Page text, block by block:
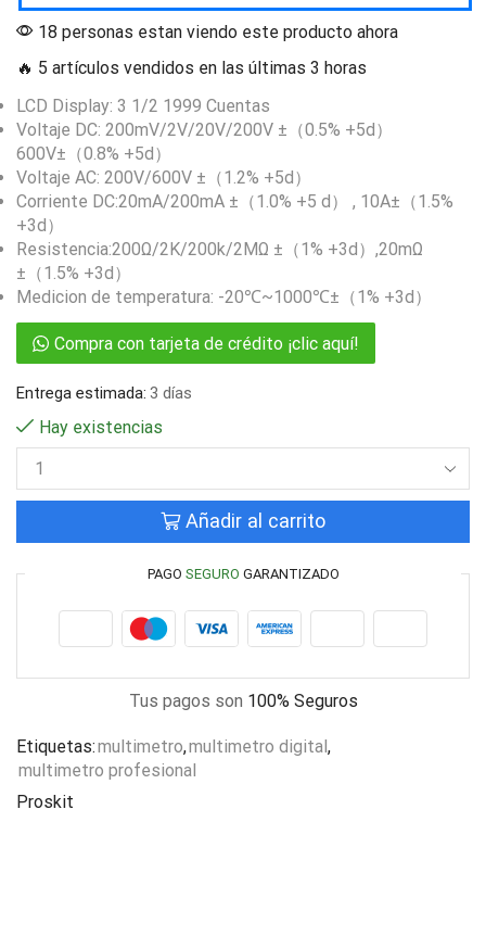
18 personas estan viendo este producto ahora
🔥 5 artículos vendidos en las últimas 3 horas
LCD Display: 3 1/2 1999 Cuentas
Voltaje DC: 200mV/2V/20V/200V ±（0.5% +5d）
600V±（0.8% +5d）
Voltaje AC: 200V/600V ±（1.2% +5d）
Corriente DC:20mA/200mA ±（1.0% +5 d） , 10A±（1.5%
+3d）
Resistencia:200Ω/2K/200k/2MΩ ±（1% +3d）,20mΩ
±（1.5% +3d）
Medicion de temperatura: -20℃~1000℃±（1% +3d）
Compra con tarjeta de crédito ¡clic aquí!
Entrega estimada: 3 días
Hay existencias
Añadir al carrito
PAGO SEGURO GARANTIZADO
Tus pagos son 100% Seguros
Etiquetas:multimetro,multimetro digital,
multimetro profesional
Proskit